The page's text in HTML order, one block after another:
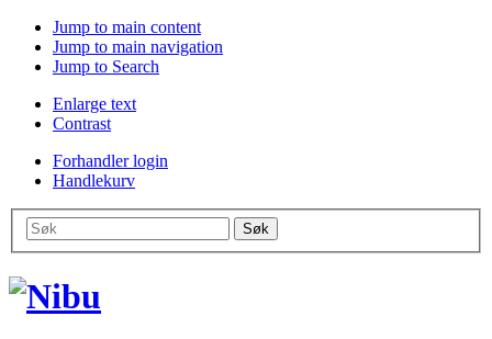
Jump to main content
Jump to main navigation
Jump to Search
Enlarge text
Contrast
Forhandler login
Handlekurv